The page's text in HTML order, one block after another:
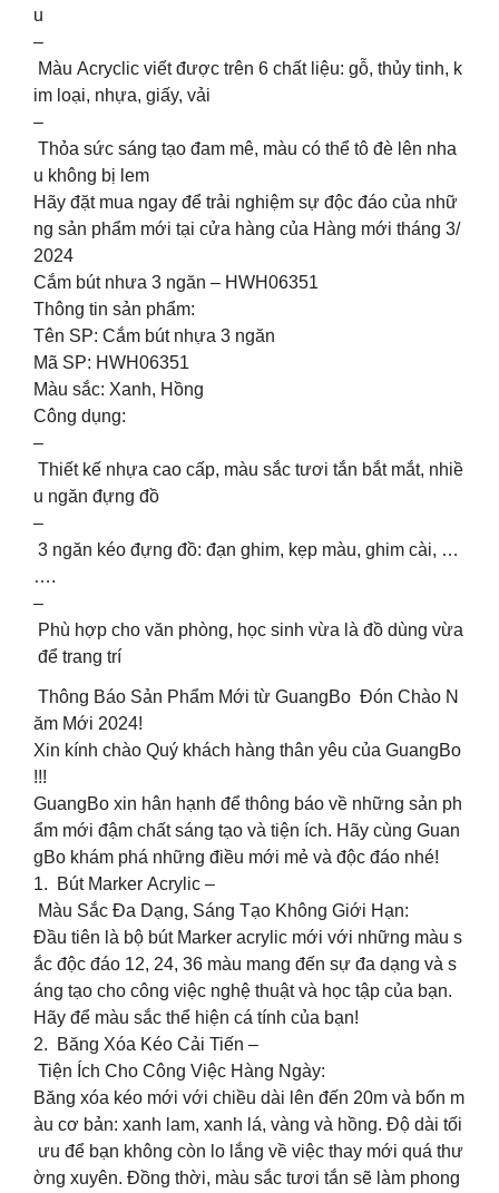
u
–
Màu Acryclic viết được trên 6 chất liệu: gỗ, thủy tinh, k
im loại, nhựa, giấy, vải
–
Thỏa sức sáng tạo đam mê, màu có thể tô đè lên nha
u không bị lem
Hãy đặt mua ngay để trải nghiệm sự độc đáo của nhữ
ng sản phẩm mới tại cửa hàng của Hàng mới tháng 3/
2024
Cắm bút nhưa 3 ngăn – HWH06351
Thông tin sản phẩm:
Tên SP: Cắm bút nhựa 3 ngăn
Mã SP: HWH06351
Màu sắc: Xanh, Hồng
Công dụng:
–
Thiết kế nhựa cao cấp, màu sắc tươi tắn bắt mắt, nhiề
u ngăn đựng đồ
–
3 ngăn kéo đựng đồ: đạn ghim, kẹp màu, ghim cài, …
….
–
Phù hợp cho văn phòng, học sinh vừa là đồ dùng vừa
để trang trí
Thông Báo Sản Phẩm Mới từ GuangBo Đón Chào N
ăm Mới 2024!
Xin kính chào Quý khách hàng thân yêu của GuangBo
!!!
GuangBo xin hân hạnh để thông báo về những sản ph
ẩm mới đậm chất sáng tạo và tiện ích. Hãy cùng Guan
gBo khám phá những điều mới mẻ và độc đáo nhé!
1. ️ Bút Marker Acrylic –
Màu Sắc Đa Dạng, Sáng Tạo Không Giới Hạn:
Đầu tiên là bộ bút Marker acrylic mới với những màu s
ắc độc đáo 12, 24, 36 màu mang đến sự đa dạng và s
áng tạo cho công việc nghệ thuật và học tập của bạn.
Hãy để màu sắc thể hiện cá tính của bạn!
2. Băng Xóa Kéo Cải Tiến –
Tiện Ích Cho Công Việc Hàng Ngày:
Băng xóa kéo mới với chiều dài lên đến 20m và bốn m
àu cơ bản: xanh lam, xanh lá, vàng và hồng. Độ dài tối
ưu để bạn không còn lo lắng về việc thay mới quá thư
ờng xuyên. Đồng thời, màu sắc tươi tắn sẽ làm phong